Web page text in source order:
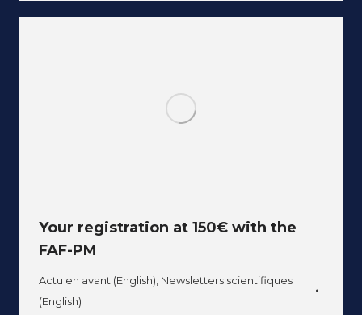
Your registration at 150€ with the
FAF-PM
Actu en avant (English), Newsletters scientifiques
(English)